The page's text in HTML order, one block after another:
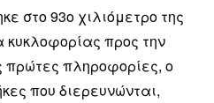
στο 93ο χιλιόμετρο της
κυκλοφορίας προς την
πληροφορίες, ο
που διερευνώνται,